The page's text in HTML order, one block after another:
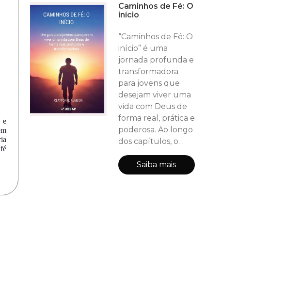
e
Caminhos de Fé: O
início
“Caminhos de Fé: O
início” é uma
jornada profunda e
transformadora
para jovens que
desejam viver uma
vida com Deus de
forma real, prática e
poderosa. Ao longo
dos capítulos, o
leitor é guiado
passo a passo para
descobrir quem é
Saiba mais